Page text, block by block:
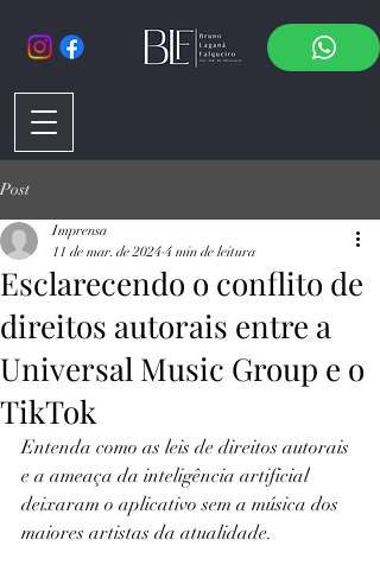
Post
Esclarecendo o conflito de
direitos autorais entre a
Universal Music Group e o
TikTok
Imprensa
11 de mar. de 2024 4 min de leitura
Entenda como as leis de direitos autorais
e a ameaça da inteligência artificial
deixaram o aplicativo sem a música dos
maiores artistas da atualidade.